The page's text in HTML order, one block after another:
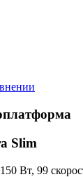
Slim
Вт, 99